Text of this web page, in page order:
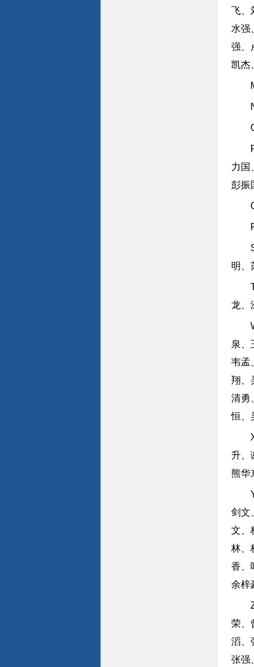
飞、
水强
强、
凯杰
力国
彭振
明、
龙、
泉、
韦孟
翔、
清勇
恒、
升、
熊华
剑文
文、
林、
香、
余梓
荣、
滔、
张强